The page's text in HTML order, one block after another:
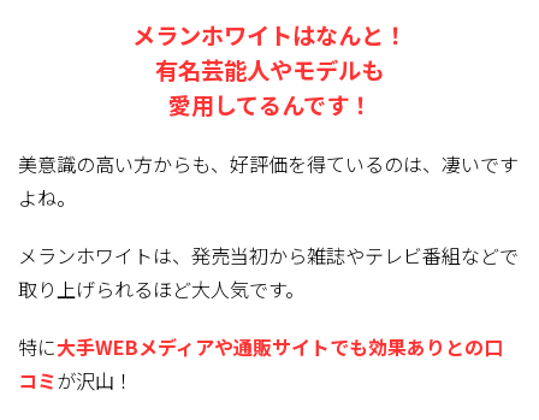
メランホワイトはなんと！
有名芸能人やモデルも
愛用してるんです！
美意識の高い方からも、好評価を得ているのは、凄いです
よね。
メランホワイトは、発売当初から雑誌やテレビ番組などで
取り上げられるほど大人気です。
特に大手WEBメディアや通販サイトでも効果ありとの口
コミが沢山！